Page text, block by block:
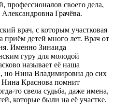
профессионалов своего дела,
Грачёва.
врач, с которым участковая
приём детей много лет. Врач от
Именно Зинаида
гуру для молодой
называет её наша
но Нина Владимировна до сих
Нина Краснова помнит
то свела судьба, даже имена,
которые были на её участке.